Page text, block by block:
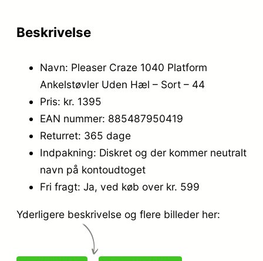
Beskrivelse
Navn: Pleaser Craze 1040 Platform
Ankelstøvler Uden Hæl – Sort – 44
Pris: kr. 1395
EAN nummer: 885487950419
Returret: 365 dage
Indpakning: Diskret og der kommer neutralt
navn på kontoudtoget
Fri fragt: Ja, ved køb over kr. 599
Yderligere beskrivelse og flere billeder her: